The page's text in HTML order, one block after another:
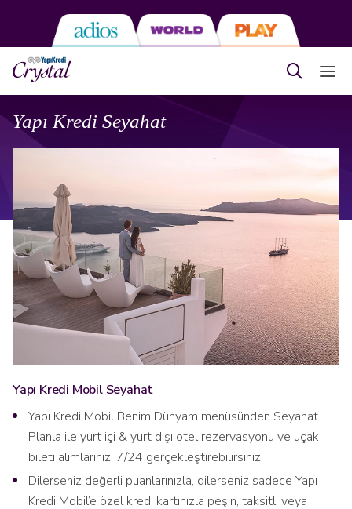
Yapı Kredi Seyahat
Yapı Kredi Mobil Seyahat
Yapı Kredi Mobil Benim Dünyam menüsünden Seyahat
Planla ile yurt içi & yurt dışı otel rezervasyonu ve uçak
bileti alımlarınızı 7/24 gerçekleştirebilirsiniz.
Dilerseniz değerli puanlarınızla, dilerseniz sadece Yapı
Kredi Mobil’e özel kredi kartınızla peşin, taksitli veya